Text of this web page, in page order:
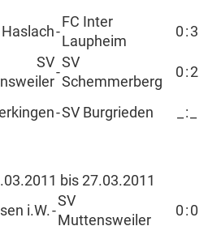
Haslach-
FC Inter
Laupheim
0 : 3
SV
-
SV
Schemmerberg
0 :2
-SV Burgrieden :
bis 27.03.2011
i.W.-
SV
Muttensweiler
0 : 0